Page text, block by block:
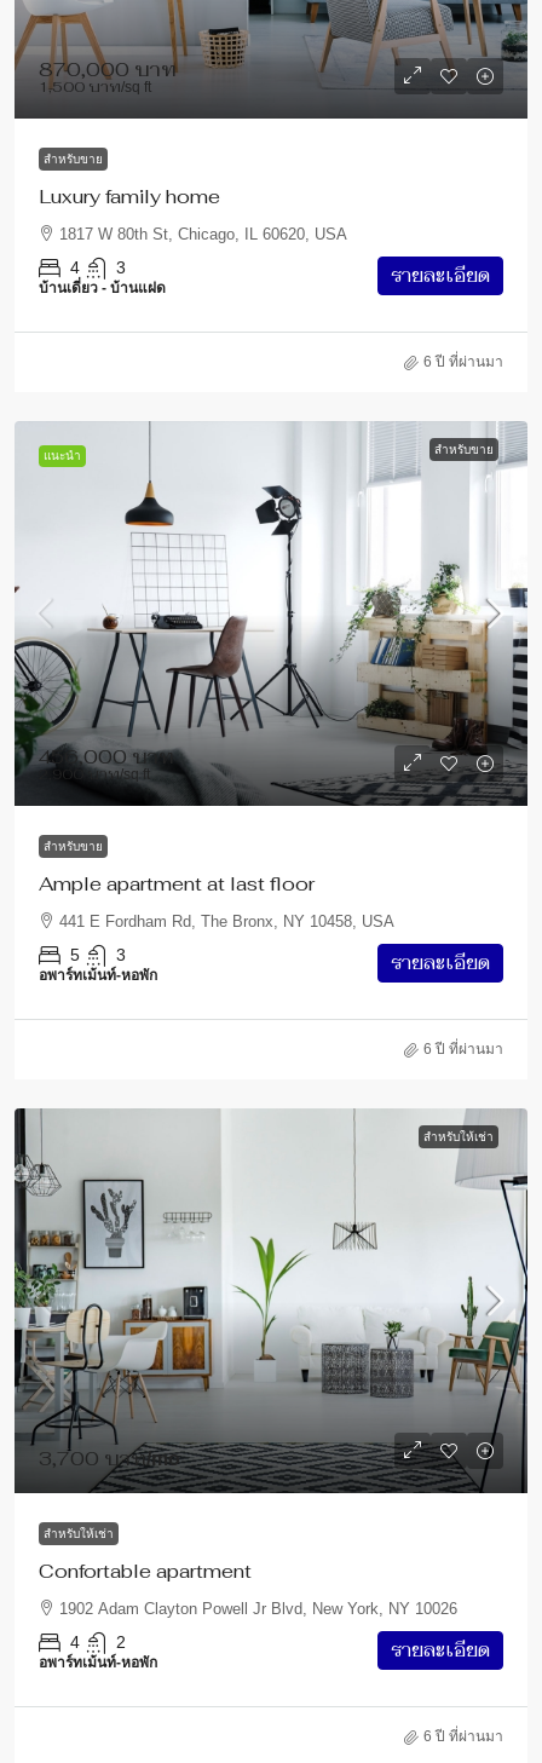
870,000 บาท
1,500 บาท/sq ft
สำหรับขาย
Luxury family home
1817 W 80th St, Chicago, IL 60620, USA
4 3
บ้านเดี่ยว - บ้านแฝด
รายละเอียด
6 ปี ที่ผ่านมา
แนะนำ สำหรับขาย
456,000 บาท
2,900 บาท/sq ft
สำหรับขาย
Ample apartment at last floor
441 E Fordham Rd, The Bronx, NY 10458, USA
5 3
อพาร์ทเม้นท์-หอพัก
รายละเอียด
6 ปี ที่ผ่านมา
สำหรับให้เช่า
3,700 บาท/mo
สำหรับให้เช่า
Confortable apartment
1902 Adam Clayton Powell Jr Blvd, New York, NY 10026
4 2
อพาร์ทเม้นท์-หอพัก
รายละเอียด
6 ปี ที่ผ่านมา